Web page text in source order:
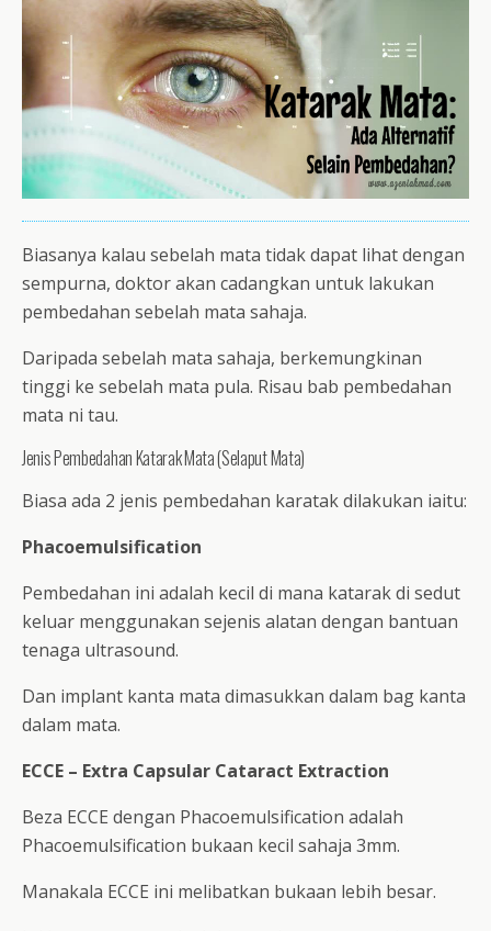
Biasanya kalau sebelah mata tidak dapat lihat dengan
sempurna, doktor akan cadangkan untuk lakukan
pembedahan sebelah mata sahaja.
Daripada sebelah mata sahaja, berkemungkinan
tinggi ke sebelah mata pula. Risau bab pembedahan
mata ni tau.
Jenis Pembedahan Katarak Mata (Selaput Mata)
Biasa ada 2 jenis pembedahan karatak dilakukan iaitu:
Phacoemulsification
Pembedahan ini adalah kecil di mana katarak di sedut
keluar menggunakan sejenis alatan dengan bantuan
tenaga ultrasound.
Dan implant kanta mata dimasukkan dalam bag kanta
dalam mata.
ECCE – Extra Capsular Cataract Extraction
Beza ECCE dengan Phacoemulsification adalah
Phacoemulsification bukaan kecil sahaja 3mm.
Manakala ECCE ini melibatkan bukaan lebih besar.